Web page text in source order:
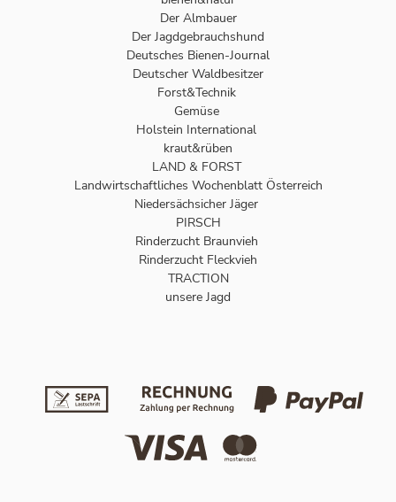
Der Almbauer
Der Jagdgebrauchshund
Deutsches Bienen-Journal
Deutscher Waldbesitzer
Forst&Technik
Gemüse
Holstein International
kraut&rüben
LAND & FORST
Landwirtschaftliches Wochenblatt Österreich
Niedersächsicher Jäger
PIRSCH
Rinderzucht Braunvieh
Rinderzucht Fleckvieh
TRACTION
unsere Jagd